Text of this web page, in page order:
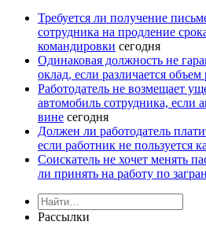
Требуется ли получение
сотрудника на продление
командировки сегодня
Одинаковая должность не
оклад, если различается
Работодатель не возмещает
автомобиль сотрудника, если
вине сегодня
Должен ли работодатель
если работник не пользуется
Соискатель не хочет менять
ли принять на работу по
Рассылки